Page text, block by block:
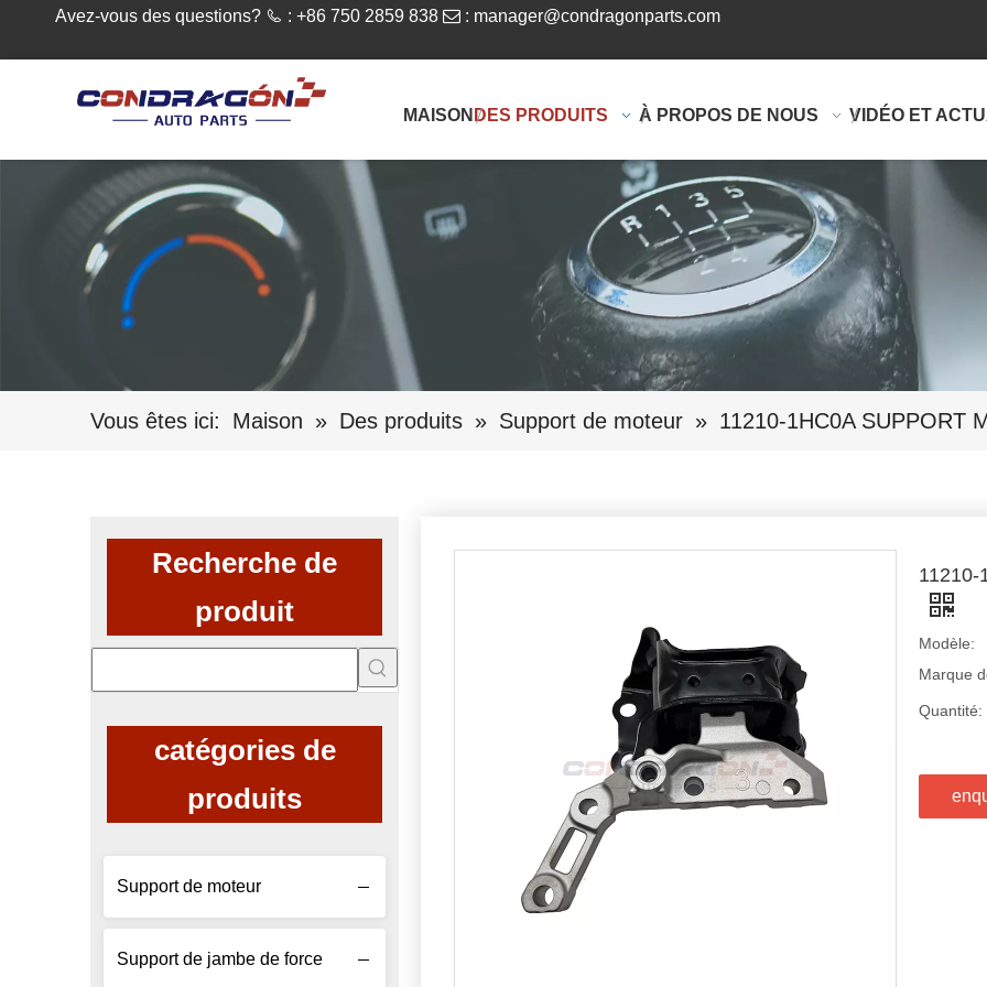
Avez-vous des questions?  : +86 750 2859 838  : manager@condragonparts.com
MAISON DES PRODUITS À PROPOS DE NOUS VIDÉO ET
Vous êtes ici: Maison » Des produits » Support de moteur » 11210-1HC0A SUPPORT
Recherche de
produit
catégories de
produits
Support de moteur
Support de jambe de force
11210-
Modèle:
Marque
Quantité: